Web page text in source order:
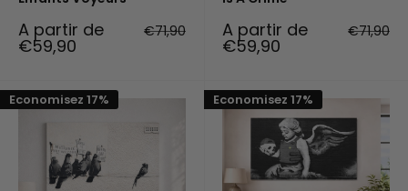
Prix
réduit
A partir de
€59,90
Prix
normal
€71,90 Prix
réduit
A partir de
€59,90
Prix
normal
€71,90
Economisez 17% Economisez 17%